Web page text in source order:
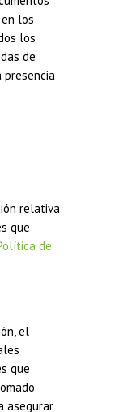
los
los
de
presencia
relativa
que
de
el
que
asegurar